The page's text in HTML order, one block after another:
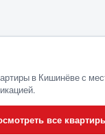
в Кишинёве с
все